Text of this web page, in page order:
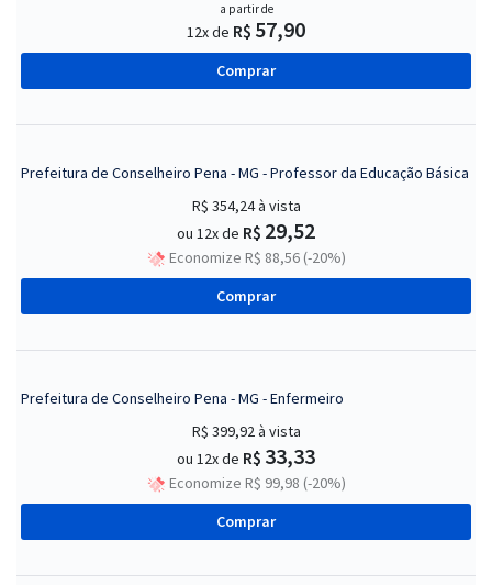
a partir de
12x de R$ 57,90
Comprar
Prefeitura de Conselheiro Pena - MG - Professor da Educação Básica
R$ 354,24à vista
ou 12x de R$ 29,52
Economize R$ 88,56 (-20%)
Comprar
Prefeitura de Conselheiro Pena - MG - Enfermeiro
R$ 399,92à vista
ou 12x de R$ 33,33
Economize R$ 99,98 (-20%)
Comprar